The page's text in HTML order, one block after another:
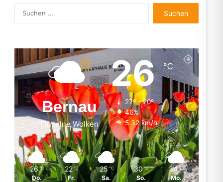
nach:
Bernau
Einzelne Wolken
26℃
27º - 20º
46%
5.32 km/h
26 ℃
Do.
22 ℃
Fr.
25 ℃
Sa.
30 ℃
So.
34 ℃
Mo.